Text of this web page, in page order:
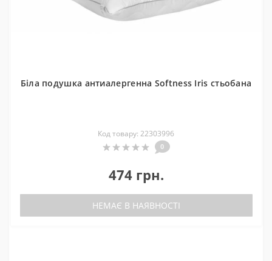
Біла подушка антиалергенна Softness Iris стьобана
Код товару: 22303996
0
474 грн.
НЕМАЄ В НАЯВНОСТІ